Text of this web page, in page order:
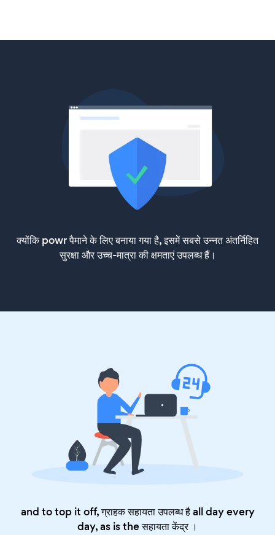
क्योंकि powr पैमाने के लिए बनाया गया है, इसमें सबसे उन्नत अंतर्निहित
सुरक्षा और उच्च-मात्रा की क्षमताएं उपलब्ध हैं।
and to top it off, ग्राहक सहायता उपलब्ध है all day every
day, as is theसहायता केंद्र।